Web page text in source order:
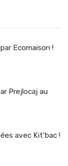
Ecomaison !
Prejlocaj au
avec Kit’bac !